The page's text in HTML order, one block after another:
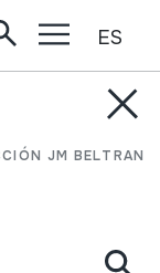
JM BELTRAN
ES
y el